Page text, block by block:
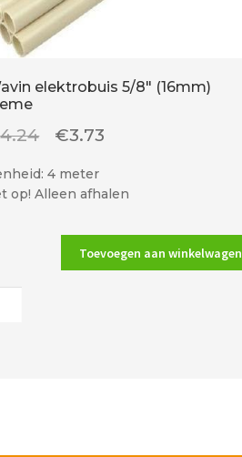
elektrobuis 5/8″ (16mm)
4.24
Oorspronkelijke
was:
€3.73
is:
4 meter
op! Alleen afhalen
Toevoegen aan winkelwagen